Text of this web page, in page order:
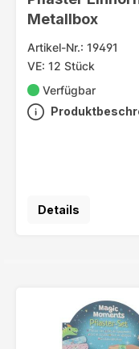
Metallbox
Artikel-Nr.: 19491
VE: 12 Stück
Verfügbar
Details